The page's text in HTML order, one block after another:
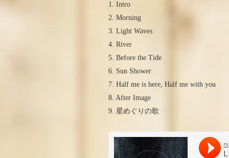
1. Intro
2. Morning
3. Light Waves
4. River
5. Before the Tide
6. Sun Shower
7. Half me is here, Half me with you
8. After Image
9. 星めぐりの歌